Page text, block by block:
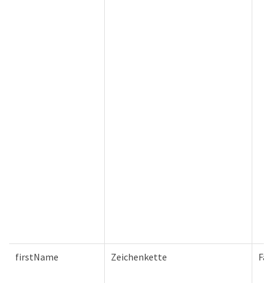
firstName Zeichenkette